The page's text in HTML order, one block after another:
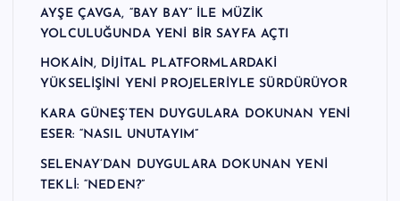
AYŞE ÇAVGA, “BAY BAY” İLE MÜZİK
YOLCULUĞUNDA YENİ BİR SAYFA AÇTI
HOKAİN, DİJİTAL PLATFORMLARDAKİ
YÜKSELİŞİNİ YENİ PROJELERİYLE SÜRDÜRÜYOR
KARA GÜNEŞ’TEN DUYGULARA DOKUNAN YENİ
ESER: “NASIL UNUTAYIM”
SELENAY’DAN DUYGULARA DOKUNAN YENİ
TEKLİ: “NEDEN?”